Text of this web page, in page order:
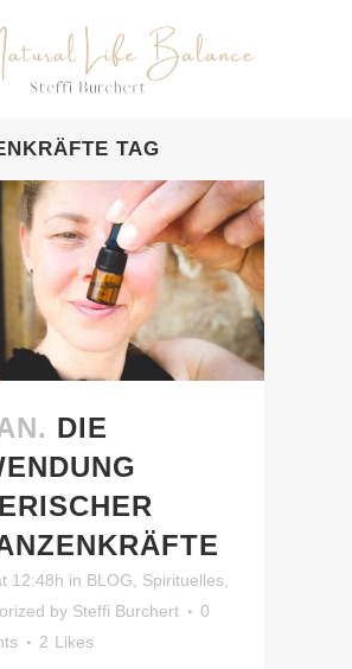
TAG
DIE
12:48h in BLOG Spirituelles
by Steffi Burchert
0
2 Likes